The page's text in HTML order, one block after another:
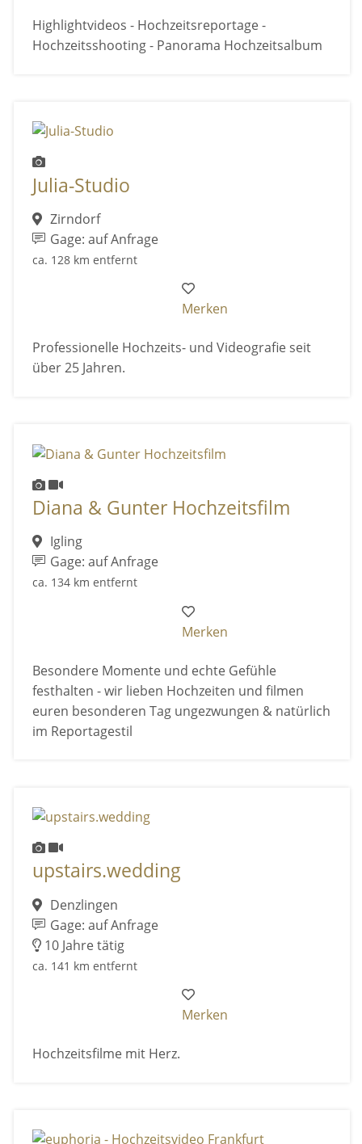
Highlightvideos - Hochzeitsreportage -
Hochzeitsshooting - Panorama Hochzeitsalbum
Julia-Studio
Zirndorf
Gage: auf Anfrage
ca. 128 km entfernt
Merken
Professionelle Hochzeits- und Videografie seit
über 25 Jahren.
Diana & Gunter Hochzeitsfilm
Igling
Gage: auf Anfrage
ca. 134 km entfernt
Merken
Besondere Momente und echte Gefühle
festhalten - wir lieben Hochzeiten und filmen
euren besonderen Tag ungezwungen & natürlich
im Reportagestil
upstairs.wedding
Denzlingen
Gage: auf Anfrage
10 Jahre tätig
ca. 141 km entfernt
Merken
Hochzeitsfilme mit Herz.